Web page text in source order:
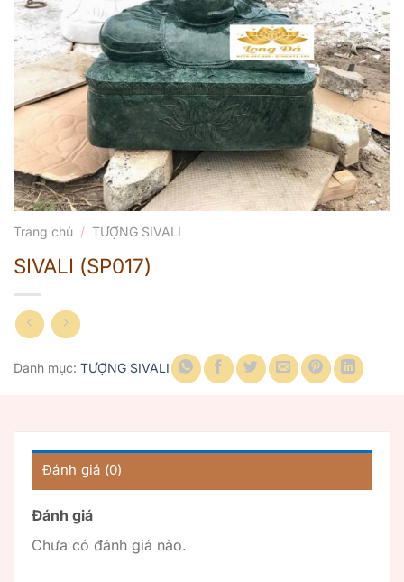
Trang chủ / TƯỢNG SIVALI
SIVALI (SP017)
Danh mục: TƯỢNG SIVALI
Đánh giá (0)
Đánh giá
Chưa có đánh giá nào.